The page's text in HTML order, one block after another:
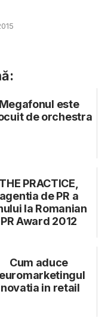
Megafonul este
de orchestra
THE PRACTICE,
agentia de PR a
la Romanian
PR Award 2012
Cum aduce
in retail